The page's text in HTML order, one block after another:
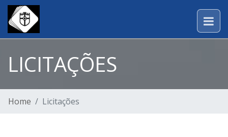
LICITAÇÕES
Home Licitações